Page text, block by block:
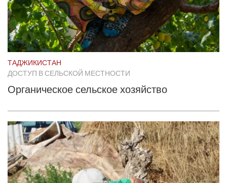
ТАДЖИКИСТАН
ДОСТУП В СЕЛЬСКОЙ МЕСТНОСТИ
Органическое сельское хозяйство